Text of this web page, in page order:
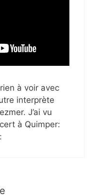
à voir avec
interprète
J’ai vu
à Quimper: